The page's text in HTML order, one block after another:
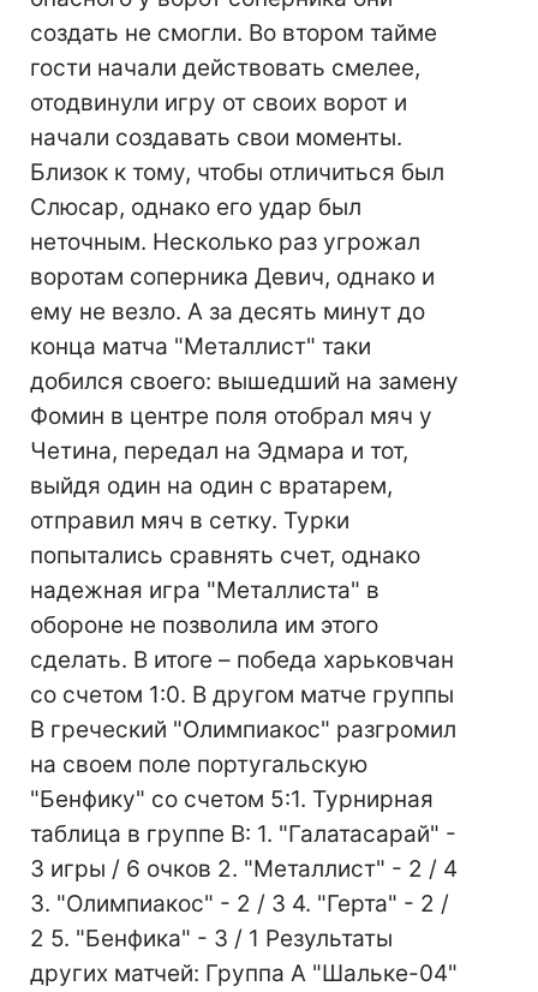
создать не смогли. Во втором тайме
гости начали действовать смелее,
отодвинули игру от своих ворот и
начали создавать свои моменты.
Близок к тому, чтобы отличиться был
Слюсар, однако его удар был
неточным. Несколько раз угрожал
воротам соперника Девич, однако и
ему не везло. А за десять минут до
конца матча "Металлист" таки
добился своего: вышедший на замену
Фомин в центре поля отобрал мяч у
Четина, передал на Эдмара и тот,
выйдя один на один с вратарем,
отправил мяч в сетку. Турки
попытались сравнять счет, однако
надежная игра "Металлиста" в
обороне не позволила им этого
сделать. В итоге – победа харьковчан
со счетом 1:0. В другом матче группы
В греческий "Олимпиакос" разгромил
на своем поле португальскую
"Бенфику" со счетом 5:1. Турнирная
таблица в группе В: 1. "Галатасарай" -
3 игры / 6 очков 2. "Металлист" - 2 / 4
3. "Олимпиакос" - 2 / 3 4. "Герта" - 2 /
2 5. "Бенфика" - 3 / 1 Результаты
других матчей: Группа A "Шальке-04"